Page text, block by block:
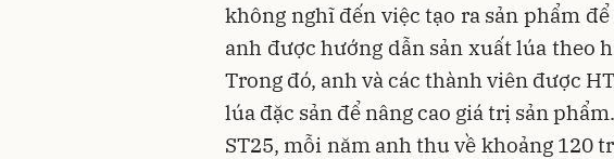
không nghĩ đến việc tạo ra sản phẩm
anh được hướng dẫn sản xuất lúa theo
Trong đó, anh và các thành viên được
lúa đặc sản để nâng cao giá trị sản
ST25, mỗi năm anh thu về khoảng 120